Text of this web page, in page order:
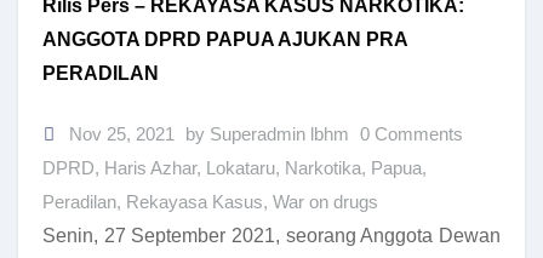
Rilis Pers – REKAYASA KASUS NARKOTIKA:
ANGGOTA DPRD PAPUA AJUKAN PRA
PERADILAN
Nov 25, 2021 by Superadmin lbhm 0 Comments
DPRD, Haris Azhar, Lokataru, Narkotika, Papua,
Peradilan, Rekayasa Kasus, War on drugs
Senin, 27 September 2021, seorang Anggota Dewan